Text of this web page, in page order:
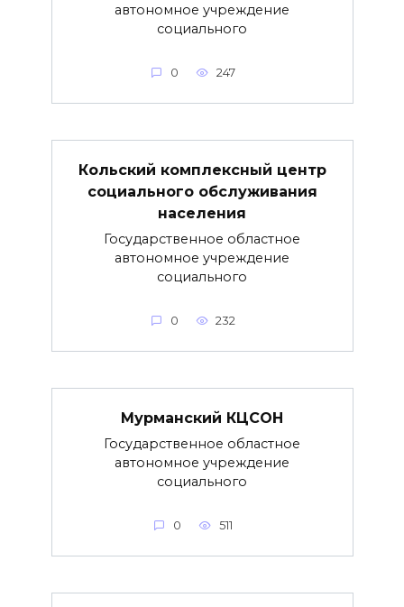
автономное учреждение
социального
0 247
Кольский комплексный центр
социального обслуживания
населения
Государственное областное
автономное учреждение
социального
0 232
Мурманский КЦСОН
Государственное областное
автономное учреждение
социального
0 511